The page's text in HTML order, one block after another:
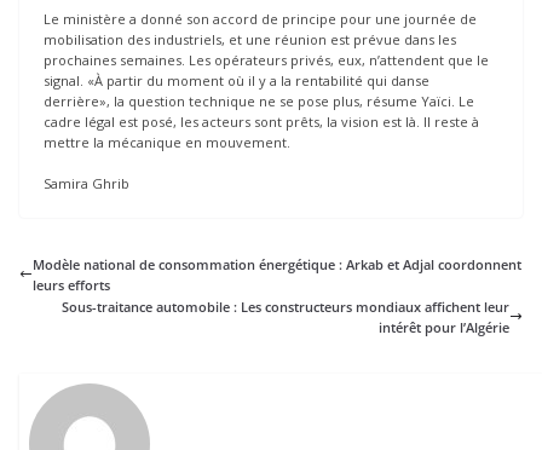
Le ministère a donné son accord de principe pour une journée de
mobilisation des industriels, et une réunion est prévue dans les
prochaines semaines. Les opérateurs privés, eux, n’attendent que le
signal. «À partir du moment où il y a la rentabilité qui danse
derrière», la question technique ne se pose plus, résume Yaïci. Le
cadre légal est posé, les acteurs sont prêts, la vision est là. Il reste à
mettre la mécanique en mouvement.
Samira Ghrib
Modèle national de consommation énergétique : Arkab et Adjal coordonnent
leurs efforts
Sous-traitance automobile : Les constructeurs mondiaux affichent leur
intérêt pour l’Algérie